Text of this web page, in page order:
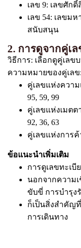
เลข 9: เลขศัก
เลข 54: เลขม
สนับสนุน
2. การดูจากคู่เล
วิธีการ: เลือกดูคู่เลข
ความหมายของคู่เลข:
คู่เลขแห่งความ
95, 59, 99
คู่เลขแห่งเมตต
92, 36, 63
คู่เลขแห่งการค้
ข้อแนะนำเพิ่มเติม
การดูเลขทะเ
นอกจากความ
ขับขี่ การบำรุง
ก็เป็นสิ่งสำคัญ
การเดินทาง